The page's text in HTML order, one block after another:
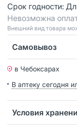
Срок годности:
Невозможна
Bнешний вид товара
Самовывоз
в Чебоксарах
В аптеку сегодня
Условия